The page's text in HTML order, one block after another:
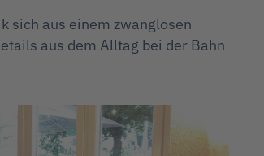
sich aus einem zwanglosen
aus dem Alltag bei der Bahn